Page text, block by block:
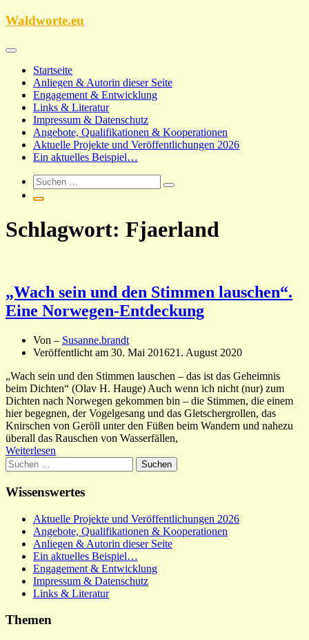
Zum
Waldworte.eu
Startseite
Anliegen & Autorin dieser Seite
Engagement & Entwicklung
Links & Literatur
Impressum & Datenschutz
Angebote, Qualifikationen & Kooperationen
Aktuelle Projekte und Veröffentlichungen 2026
Ein aktuelles Beispiel…
Schlagwort: Fjaerland
„Wach sein und den Stimmen lauschen“.
Eine Norwegen-Entdeckung
Von – Susanne.brandt
Veröffentlicht am 30. Mai 201621. August 2020
„Wach sein und den Stimmen lauschen – das ist das Geheimnis
beim Dichten“ (Olav H. Hauge) Auch wenn ich nicht (nur) zum
Dichten nach Norwegen gekommen bin – die Stimmen, die einem
hier begegnen, der Vogelgesang und das Gletschergrollen, das
Knirschen von Geröll unter den Füßen beim Wandern und nahezu
überall das Rauschen von Wasserfällen,
Weiterlesen
Suchen
nach:
Wissenswertes
Aktuelle Projekte und Veröffentlichungen 2026
Angebote, Qualifikationen & Kooperationen
Anliegen & Autorin dieser Seite
Ein aktuelles Beispiel…
Engagement & Entwicklung
Impressum & Datenschutz
Links & Literatur
Themen